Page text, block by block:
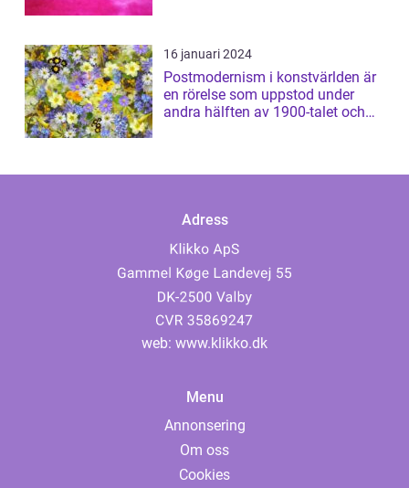
16 januari 2024
Postmodernism i konstvärlden är
en rörelse som uppstod under
andra hälften av 1900-talet och
Adress
web: www.klikko.dk
Menu
Annonsering
Om oss
Cookies